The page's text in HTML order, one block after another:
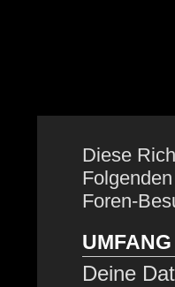
Diese
Foren-
Deine